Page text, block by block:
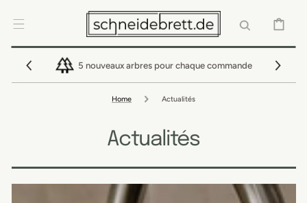
CONTENU
PANIER
5 nouveaux arbres pour chaque commande
Home Actualités
Actualités